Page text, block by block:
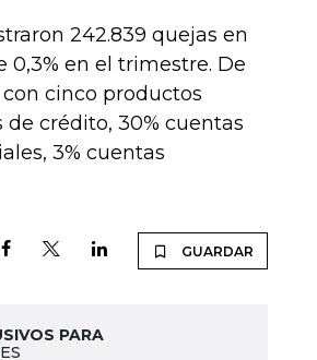
242.839 quejas en
en el trimestre. De
cinco productos
crédito, 30% cuentas
3% cuentas
GUARDAR
PARA